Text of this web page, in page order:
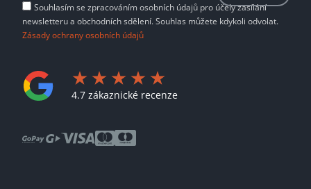
Souhlasím se zpracováním osobních údajů pro účely zasílání
newsletteru a obchodních sdělení. Souhlas můžete kdykoli odvolat.
Zásady ochrany osobních údajů
4.7 zákaznické recenze